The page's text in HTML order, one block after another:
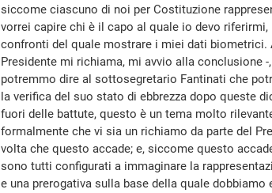
siccome ciascuno di noi per Costituzione
vorrei capire chi è il capo al quale io devo
confronti del quale mostrare i miei dati
Presidente mi richiama, mi avvio alla conclusione
potremmo dire al sottosegretario Fantinati che
la verifica del suo stato di ebbrezza dopo queste
fuori delle battute, questo è un tema molto
formalmente che vi sia un richiamo da parte del
volta che questo accade; e, siccome questo
sono tutti configurati a immaginare la
e una prerogativa sulla base della quale